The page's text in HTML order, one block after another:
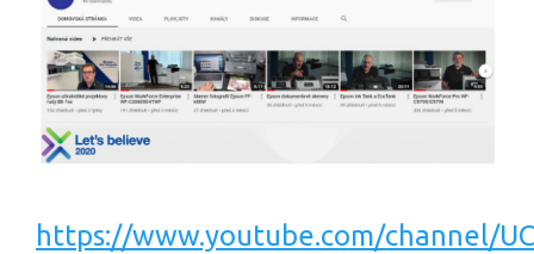
https://www.youtube.com/channel/